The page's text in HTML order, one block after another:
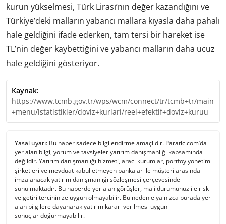
kurun yükselmesi, Türk Lirası’nın değer kazandığını ve
Türkiye’deki malların yabancı mallara kıyasla daha pahalı
hale geldiğini ifade ederken, tam tersi bir hareket ise
TL’nin değer kaybettiğini ve yabancı malların daha ucuz
hale geldiğini gösteriyor.
Kaynak:
https://www.tcmb.gov.tr/wps/wcm/connect/tr/tcmb+tr/main
+menu/istatistikler/doviz+kurlari/reel+efektif+doviz+kuruu
Yasal uyarı: Bu haber sadece bilgilendirme amaçlıdır. Paratic.com’da
yer alan bilgi, yorum ve tavsiyeler yatırım danışmanlığı kapsamında
değildir. Yatırım danışmanlığı hizmeti, aracı kurumlar, portföy yönetim
şirketleri ve mevduat kabul etmeyen bankalar ile müşteri arasında
imzalanacak yatırım danışmanlığı sözleşmesi çerçevesinde
sunulmaktadır. Bu haberde yer alan görüşler, mali durumunuz ile risk
ve getiri tercihinize uygun olmayabilir. Bu nedenle yalnızca burada yer
alan bilgilere dayanarak yatırım kararı verilmesi uygun
sonuçlar doğurmayabilir.